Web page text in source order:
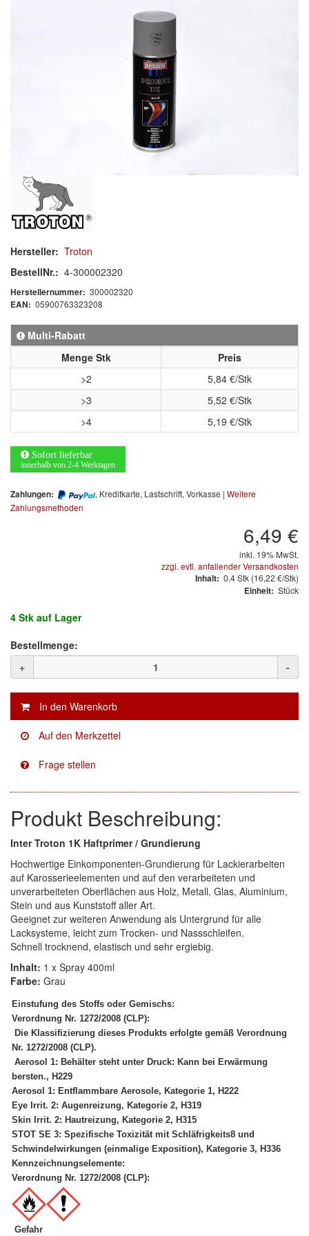
Polieren
Malerbedarf & Zubehör
Werkzeug & Maschinen
Luftfilter
Mischfarben
Informationsmaterial
MARKEN
(1)
3M
EVERCOAT
Facdos
Indasa
KWASNY
Mirka
(1)
no-name
(1)
Novol
(3)
Prevost
(3)
Proma
(21)
Sia
(3)
Spectral
StarChem
(4)
Troton
Wibeco
ZVG
Hersteller: Troton
BestellNr.: 4-300002320
Herstellernummer: 300002320
EAN: 05900763323208
Multi-Rabatt
Menge Stk
Preis
>2
5,84 €/Stk
>3
5,52 €/Stk
>4
5,19 €/Stk
Sofort lieferbar
innerhalb von 2-4 Werktagen
Zahlungen: , Kreditkarte, Lastschrift, Vorkasse | Weitere
Zahlungsmethoden
6,49 €
inkl. 19% MwSt.
zzgl. evtl. anfallender Versandkosten
Inhalt: 0.4Stk (16,22 €/Stk)
Einheit: Stück
4 Stk auf Lager
Bestellmenge:
+
-
Produkt Beschreibung:
Inter Troton 1K Haftprimer / Grundierung
Hochwertige Einkomponenten-Grundierung für Lackierarbeiten
auf Karosserieelementen und auf den verarbeiteten und
unverarbeiteten Oberflächen aus Holz, Metall, Glas, Aluminium,
Stein und aus Kunststoff aller Art.
Geeignet zur weiteren Anwendung als Untergrund für alle
Lacksysteme, leicht zum Trocken- und Nassschleifen.
Schnell trocknend, elastisch und sehr ergiebig.
Inhalt: 1 x Spray 400ml
Farbe: Grau
Einstufung des Stoffs oder Gemischs:
Verordnung Nr. 1272/2008 (CLP):
Die Klassifizierung dieses Produkts erfolgte gemäß Verordnung
Nr. 1272/2008 (CLP).
Aerosol 1: Behälter steht unter Druck: Kann bei Erwärmung
bersten., H229
Aerosol 1: Entflammbare Aerosole, Kategorie 1, H222
Eye Irrit. 2: Augenreizung, Kategorie 2, H319
Skin Irrit. 2: Hautreizung, Kategorie 2, H315
STOT SE 3: Spezifische Toxizität mit Schläfrigkeits8 und
Schwindelwirkungen (einmalige Exposition), Kategorie 3, H336
Kennzeichnungselemente:
Verordnung Nr. 1272/2008 (CLP):
Gefahr